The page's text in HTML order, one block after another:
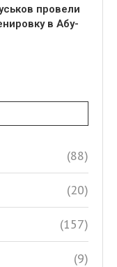
провели
в Абу-
(88)
(20)
(157)
(9)